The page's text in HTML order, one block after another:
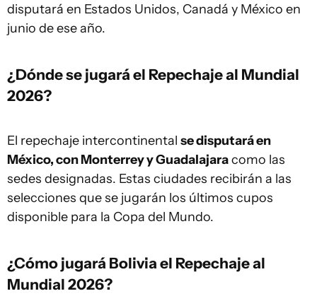
disputará en Estados Unidos, Canadá y México en
junio de ese año.
¿Dónde se jugará el Repechaje al Mundial
2026?
El repechaje intercontinental se disputará en
México, con Monterrey y Guadalajaracomo las
sedes designadas. Estas ciudades recibirán a las
selecciones que se jugarán los últimos cupos
disponible para la Copa del Mundo.
¿Cómo jugará Bolivia el Repechaje al
Mundial 2026?